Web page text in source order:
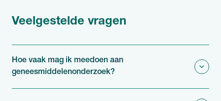
Veelgestelde vragen
Hoe vaak mag ik meedoen aan
geneesmiddelenonderzoek?